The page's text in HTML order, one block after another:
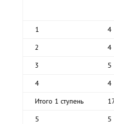
1 4
2
4
3
5
4
4
Итого 1 ступень
5
5